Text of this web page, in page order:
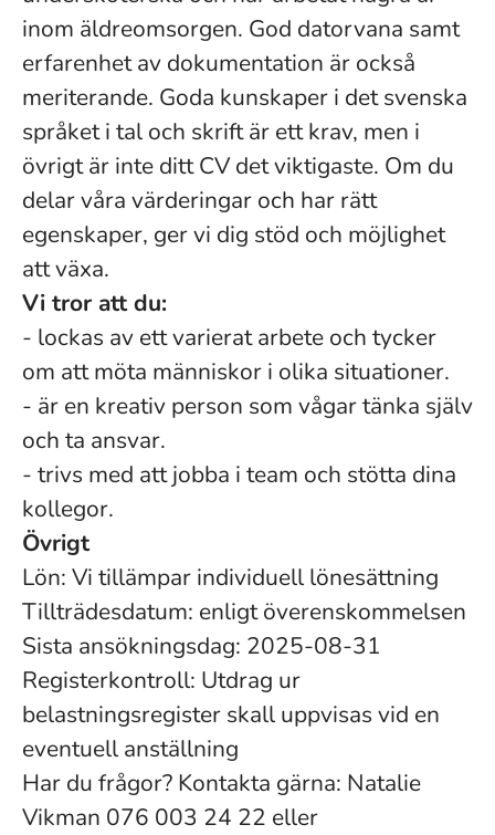
inom äldreomsorgen. God datorvana samt
erfarenhet av dokumentation är också
meriterande. Goda kunskaper i det svenska
språket i tal och skrift är ett krav, men i
övrigt är inte ditt CV det viktigaste. Om du
delar våra värderingar och har rätt
egenskaper, ger vi dig stöd och möjlighet
att växa.
Vi tror att du:
- lockas av ett varierat arbete och tycker
om att möta människor i olika situationer.
- är en kreativ person som vågar tänka själv
och ta ansvar.
- trivs med att jobba i team och stötta dina
kollegor.
Övrigt
Lön: Vi tillämpar individuell lönesättning
Tillträdesdatum: enligt överenskommelsen
Sista ansökningsdag: 2025-08-31
Registerkontroll: Utdrag ur
belastningsregister skall uppvisas vid en
eventuell anställning
Har du frågor? Kontakta gärna: Natalie
Vikman 076 003 24 22 eller